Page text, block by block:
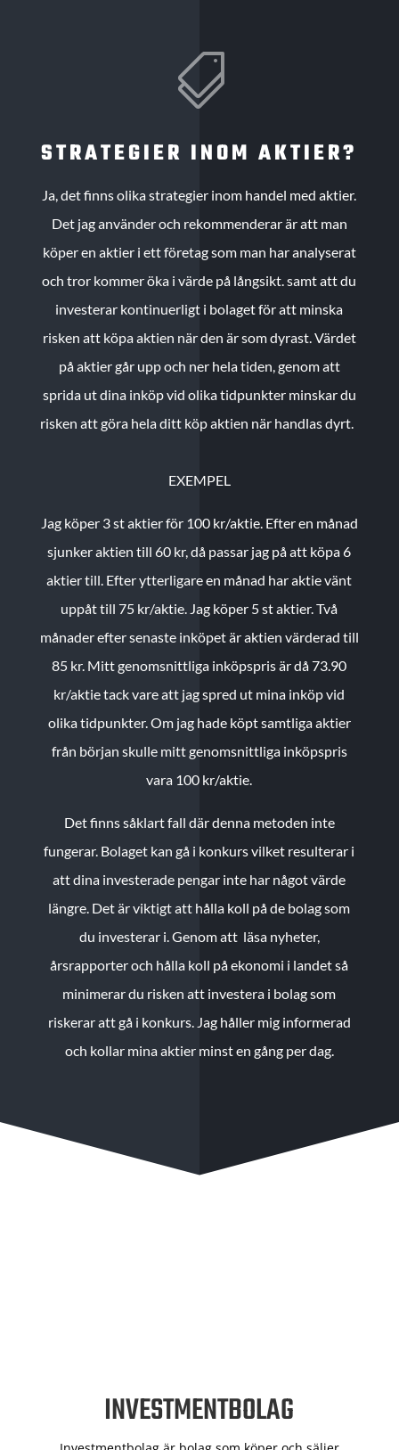

STRATEGIER INOM AKTIER?
Ja, det finns olika strategier inom handel med aktier.
Det jag använder och rekommenderar är att man
köper en aktier i ett företag som man har analyserat
och tror kommer öka i värde på långsikt. samt att du
investerar kontinuerligt i bolaget för att minska
risken att köpa aktien när den är som dyrast. Värdet
på aktier går upp och ner hela tiden, genom att
sprida ut dina inköp vid olika tidpunkter minskar du
risken att göra hela ditt köp aktien när handlas dyrt.
EXEMPEL
Jag köper 3 st aktier för 100 kr/aktie. Efter en månad
sjunker aktien till 60 kr, då passar jag på att köpa 6
aktier till. Efter ytterligare en månad har aktie vänt
uppåt till 75 kr/aktie. Jag köper 5 st aktier.Två
månader efter senaste inköpet är aktien värderad till
85 kr. Mitt genomsnittliga inköpspris är då 73.90
kr/aktie tack vare att jag spred ut mina inköp vid
olika tidpunkter. Om jag hade köpt samtliga aktier
från början skulle mitt genomsnittliga inköpspris
vara 100 kr/aktie.
Det finns såklart fall där denna metoden inte
fungerar. Bolaget kan gå i konkurs vilket resulterar i
att dina investerade pengar inte har något värde
längre. Det är viktigt att hålla koll på de bolag som
du investerar i. Genom att läsa nyheter,
årsrapporter och hålla koll på ekonomi i landet så
minimerar du risken att investera i bolag som
riskerar att gå i konkurs. Jag håller mig informerad
och kollar mina aktier minst en gång per dag.
INVESTMENTBOLAG